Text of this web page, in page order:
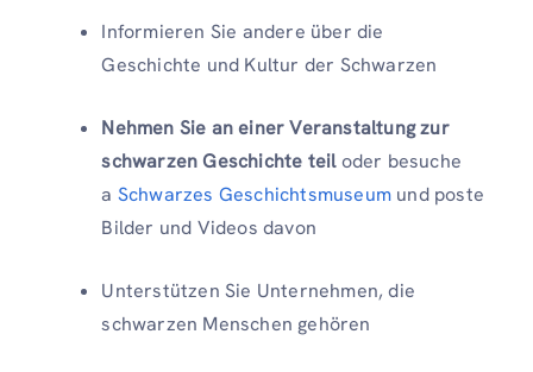
Informieren Sie andere über die
Geschichte und Kultur der Schwarzen
Nehmen Sie an einer Veranstaltung zur
schwarzen Geschichte teiloder besuche
a Schwarzes Geschichtsmuseum und poste
Bilder und Videos davon
Unterstützen Sie Unternehmen, die
schwarzen Menschen gehören